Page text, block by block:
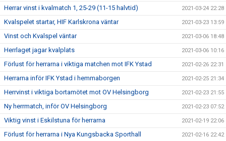
Herrar vinst i kvalmatch 1, 25-29 (11-15 halvtid) 2021-03-24 22:28
Kvalspelet startar, HIF Karlskrona väntar 2021-03-23 13:59
Vinst och Kvalspel väntar 2021-03-06 18:48
Herrlaget jagar kvalplats 2021-03-06 10:16
Förlust för herrarna i viktiga matchen mot IFK Ystad 2021-02-26 22:31
Herrarna inför IFK Ystad i hemmaborgen 2021-02-25 21:34
Herrvinst i viktiga bortamötet mot OV Helsingborg 2021-02-23 21:55
Ny herrmatch, inför OV Helsingborg 2021-02-23 07:52
Viktig vinst i Eskilstuna för herrarna 2021-02-19 22:06
Förlust för herrarna i Nya Kungsbacka Sporthall 2021-02-16 22:42